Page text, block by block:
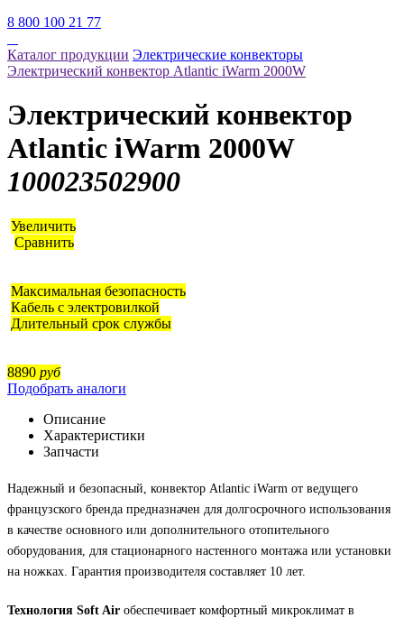
8 800 100 21 77
Каталог продукции Электрические конвекторы
Электрический конвектор Atlantic iWarm 2000W
Электрический конвектор
Atlantic iWarm 2000W
100023502900
Увеличить
Сравнить
Максимальная безопасность
Кабель с электровилкой
Длительный срок службы
8890 руб
Подобрать аналоги
Описание
Характеристики
Запчасти
Надежный и безопасный, конвектор Atlantic iWarm от ведущего
французского бренда предназначен для долгосрочного использования
в качестве основного или дополнительного отопительного
оборудования, для стационарного настенного монтажа или установки
на ножках. Гарантия производителя составляет 10 лет.
Технология Soft Air обеспечивает комфортный микроклимат в